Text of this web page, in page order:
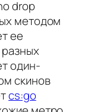
drop
методом
ее
один-
скинов
cs:go